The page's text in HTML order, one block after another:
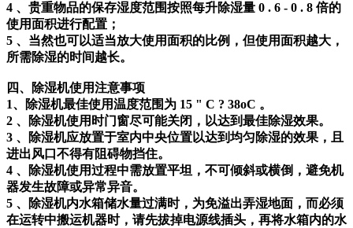
4 、贵重物品的保存湿度范围按照每升除湿量 0 . 6 - 0 . 8 倍的
使用面积进行配置；
5 、当然也可以适当放大使用面积的比例，但使用面积越大，
所需除湿的时间越长。
四、除湿机使用注意事项
1、除湿机最佳使用温度范围为 15 " C ? 38oC 。
2 、除湿机使用时门窗尽可能关闭，以达到最佳除湿效果。
3 、除湿机应放置于室内中央位置以达到均匀除湿的效果，且
进出风口不得有阻碍物挡住。
4 、除湿机使用过程中需放置平坦，不可倾斜或横倒，避免机
器发生故障或异常异音。
5 、除湿机内水箱储水量过满时，为免溢出弄湿地面，而必须
在运转中搬运机器时，请先拔掉电源线插头，再将水箱内的水